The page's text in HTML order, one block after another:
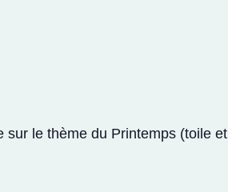
sur le thème du Printemps (toile et